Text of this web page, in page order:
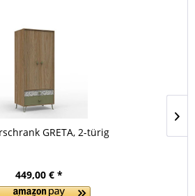
GRETA, 2-türig
449,00 € *